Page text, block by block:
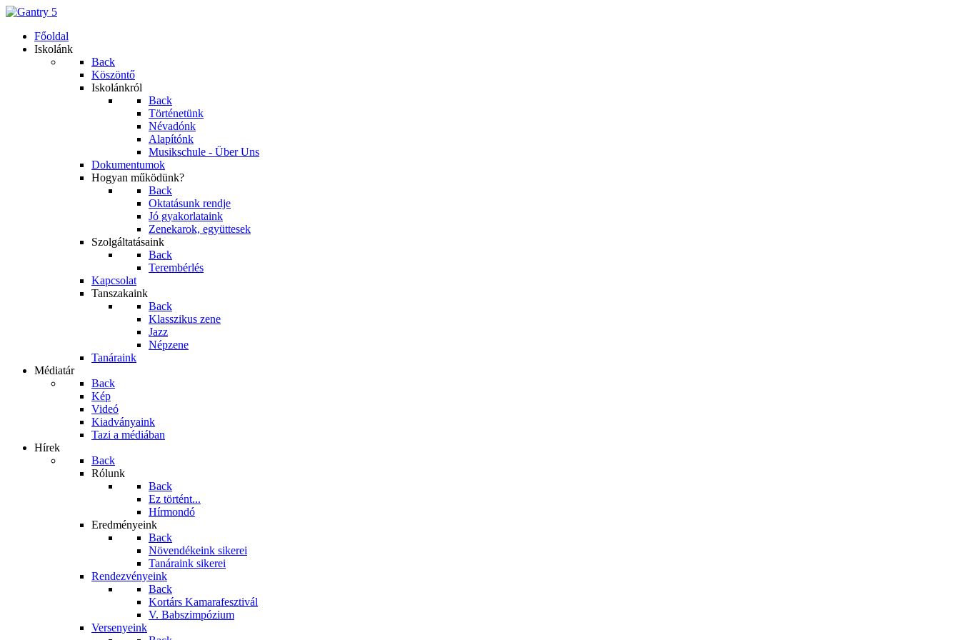
Főoldal
Iskolánk
Back
Köszöntő
Iskolánkról
Back
Történetünk
Névadónk
Alapítónk
Musikschule - Über Uns
Dokumentumok
Hogyan működünk?
Back
Oktatásunk rendje
Jó gyakorlataink
Zenekarok, együttesek
Szolgáltatásaink
Back
Terembérlés
Kapcsolat
Tanszakaink
Back
Klasszikus zene
Jazz
Népzene
Tanáraink
Médiatár
Back
Kép
Videó
Kiadványaink
Tazi a médiában
Hírek
Back
Rólunk
Back
Ez történt...
Hírmondó
Eredményeink
Back
Növendékeink sikerei
Tanáraink sikerei
Rendezvényeink
Back
Kortárs Kamarafesztivál
V. Babszimpózium
Versenyeink